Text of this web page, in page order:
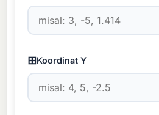
⊞Koordinat Y